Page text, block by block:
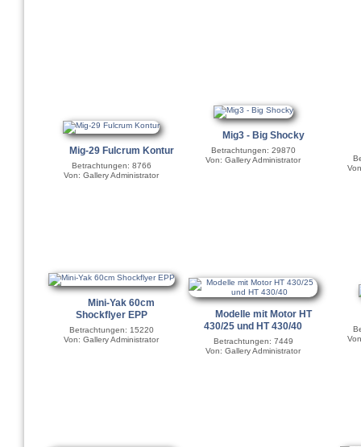
Mig-29 Fulcrum Kontur
Betrachtungen: 8766
Von: Gallery Administrator
Mig3 - Big Shocky
Betrachtungen: 29870
Von: Gallery Administrator
Mini-Yak 60cm
Shockflyer EPP
Betrachtungen: 15220
Von: Gallery Administrator
Modelle mit Motor HT
430/25 und HT 430/40
Betrachtungen: 7449
Von: Gallery Administrator